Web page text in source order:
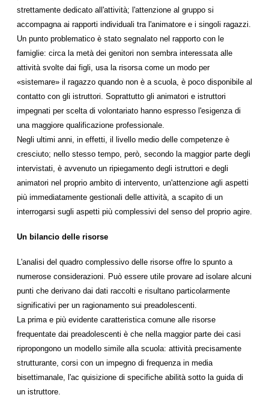
strettamente dedicato all'attività; l'attenzione al gruppo si
accompagna ai rapporti individuali tra l'animatore e i singoli ragazzi.
Un punto problematico è stato segnalato nel rapporto con le
famiglie: circa la metà dei genitori non sembra interessata alle
attività svolte dai figli, usa la risorsa come un modo per
«sistemare» il ragazzo quando non è a scuola, è poco disponibile al
contatto con gli istruttori. Soprattutto gli animatori e istruttori
impegnati per scelta di volontariato hanno espresso l'esigenza di
una maggiore qualificazione professionale.
Negli ultimi anni, in effetti, il livello medio delle competenze è
cresciuto; nello stesso tempo, però, secondo la maggior parte degli
intervistati, è avvenuto un ripiegamento degli istruttori e degli
animatori nel proprio ambito di intervento, un'attenzione agli aspetti
più immediatamente gestionali delle attività, a scapito di un
interrogarsi sugli aspetti più complessivi del senso del proprio agire.
Un bilancio delle risorse
L'analisi del quadro complessivo delle risorse offre lo spunto a
numerose considerazioni. Può essere utile provare ad isolare alcuni
punti che derivano dai dati raccolti e risultano particolarmente
significativi per un ragionamento sui preadolescenti.
La prima e più evidente caratteristica comune alle risorse
frequentate dai preadolescenti è che nella maggior parte dei casi
ripropongono un modello simile alla scuola: attività precisamente
strutturante, corsi con un impegno di frequenza in media
bisettimanale, l'ac quisizione di specifiche abilità sotto la guida di
un istruttore.